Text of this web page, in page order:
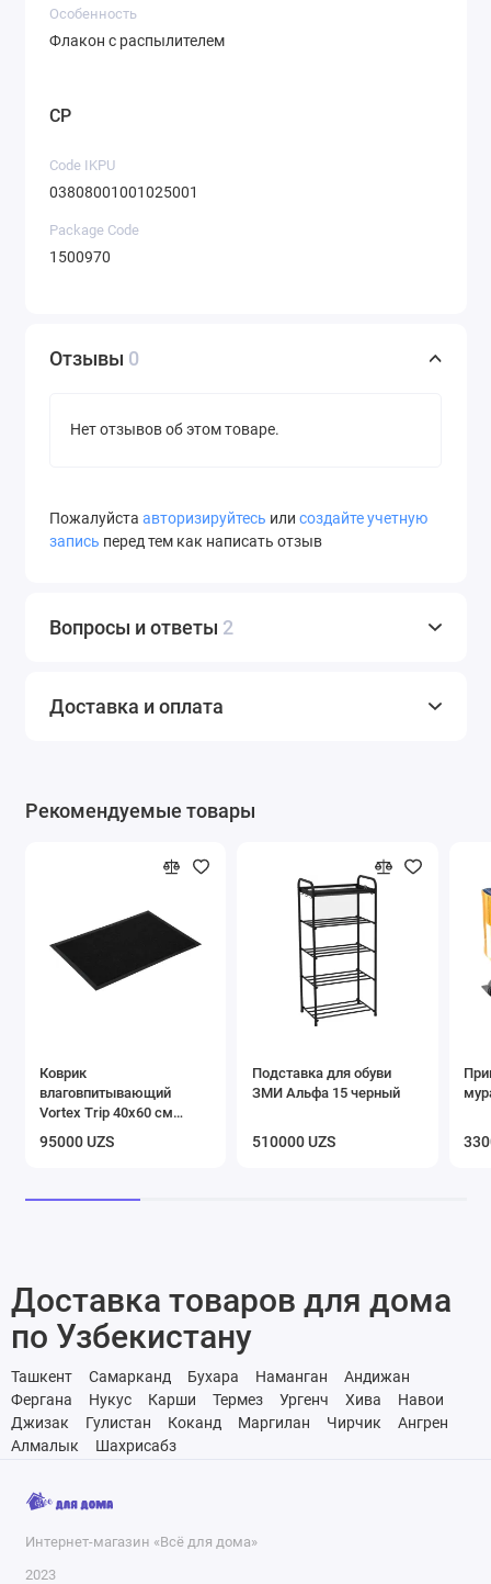
Особенность
Флакон с распылителем
CP
Code IKPU
03808001001025001
Package Code
1500970
Отзывы 0
Нет отзывов об этом товаре.
Пожалуйста авторизируйтесь или создайте учетную
запись перед тем как написать отзыв
Вопросы и ответы 2
Доставка и оплата
Рекомендуемые товары
Коврик
влаговпитывающий
Vortex Trip 40х60 см
черный
95000 UZS
Подставка для обуви
ЗМИ Альфа 15 черный
510000 UZS
Доставка товаров для дома
по Узбекистану
Ташкент Самарканд Бухара Наманган
Андижан
Фергана
Нукус Карши Термез Ургенч Хива
Навои
Джизак
Гулистан Коканд Маргилан Чирчик
Ангрен
Алмалык
Шахрисабз
Интернет-магазин «Всё для дома»
2023